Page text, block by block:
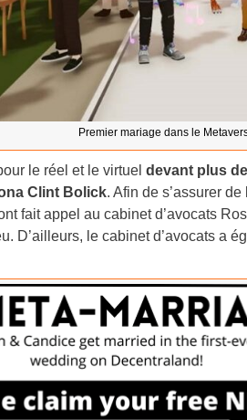
Premier mariage dans le
le réel et le virtuel devant plus de
Clint Bolick. Afin de s’assurer
fait appel au cabinet d’avocats
D’ailleurs, le cabinet d’avocats a